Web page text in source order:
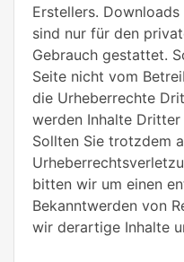
Erstellers.
sind nur für den
Gebrauch gestattet.
Seite nicht vom
die Urheberrechte
werden Inhalte
Sollten Sie trotzdem
bitten wir um einen
Bekanntwerden von
wir derartige Inhalte